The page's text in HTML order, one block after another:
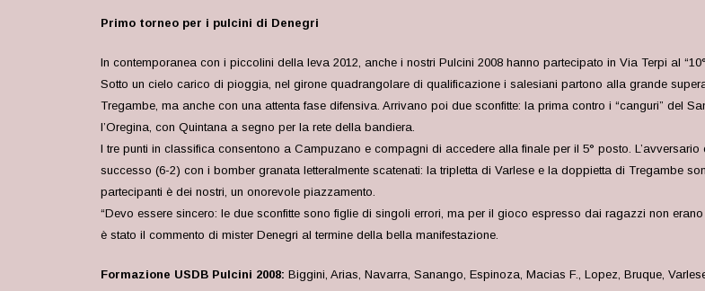
Primo torneo per i pulcini di Denegri
In contemporanea con i piccolini della leva 2012, anche i nostri Pulcini 2008 hanno partecipato in Via Terpi al
Sotto un cielo carico di pioggia, nel girone quadrangolare di qualificazione i salesiani partono alla grande
Tregambe, ma anche con una attenta fase difensiva. Arrivano poi due sconfitte: la prima contro i “canguri” del
l’Oregina, con Quintana a segno per la rete della bandiera.
I tre punti in classifica consentono a Campuzano e compagni di accedere alla finale per il 5° posto.
successo (6-2) con i bomber granata letteralmente scatenati: la tripletta di Varlese e la doppietta di Tregambe
partecipanti è dei nostri, un onorevole piazzamento.
“Devo essere sincero: le due sconfitte sono figlie di singoli errori, ma per il gioco espresso dai ragazzi non
è stato il commento di mister Denegri al termine della bella manifestazione.
Formazione USDB Pulcini 2008: Biggini, Arias, Navarra, Sanango, Espinoza, Macias F., Lopez, Bruque,